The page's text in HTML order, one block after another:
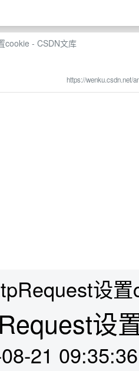
cookie - CSDN文库
https://wenku.csdn.net/
设
设
21